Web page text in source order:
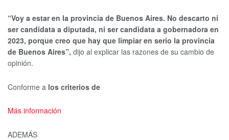
“Voy a estar en la provincia de Buenos Aires. No descarto ni
ser candidata a diputada, ni ser candidata a gobernadora en
2023, porque creo que hay que limpiar en serio la provincia
de Buenos Aires”, dijo al explicar las razones de su cambio de
opinión.
Conforme a los criterios de
Más información
ADEMÁS